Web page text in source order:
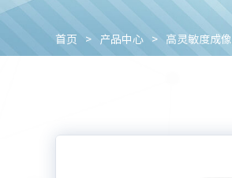
首页 > 产品中心 > 高灵敏度成像